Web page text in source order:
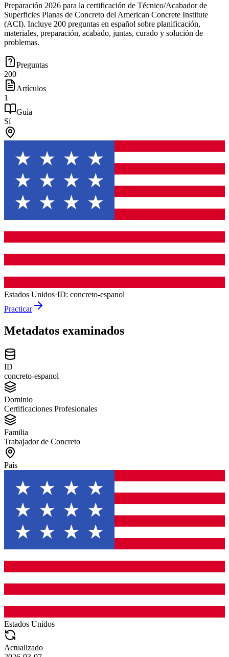
Preparación 2026 para la certificación de Técnico/Acabador de
Superficies Planas de Concreto del American Concrete Institute
(ACI). Incluye 200 preguntas en español sobre planificación,
materiales, preparación, acabado, juntas, curado y solución de
problemas.
Preguntas
200
Artículos
1
Guía
Sí
Estados Unidos·ID: concreto-espanol
Practicar
Metadatos examinados
ID
concreto-espanol
Dominio
Certificaciones Profesionales
Familia
Trabajador de Concreto
País
Estados Unidos
Actualizado